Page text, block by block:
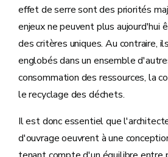
effet de serre sont des priorités
enjeux ne peuvent plus aujourd'hui
des critères uniques. Au contraire,
englobés dans un ensemble
consommation des ressources, la
le recyclage des déchets.
Il est donc essentiel que
d'ouvrage oeuvrent à une